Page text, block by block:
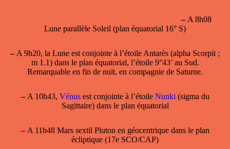
–A 8h08
Lune parallèle Soleil (plan équatorial 16° S)
–A 9h20, la Lune est conjointe à l’étoile Antarès (alpha Scorpii ;
m 1.1) dans le plan équatorial, l’étoile 9°43’ au Sud.
Remarquable en fin de nuit, en compagnie de Saturne.
–A 10h43, Vénusest conjointe à l’étoile Nunki (sigma du
Sagittaire) dans le plan équatorial
–A 11h48 Mars sextil Pluton en géocentrique dans le plan
écliptique (17e SCO/CAP)